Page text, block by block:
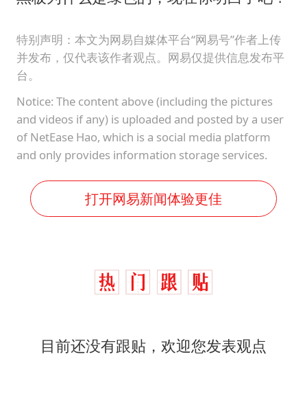
特别声明：本文为网易自媒体平台“网易号”作者上传
并发布，仅代表该作者观点。网易仅提供信息发布平
台。
Notice: The content above (including the pictures
and videos if any) is uploaded and posted by a user
of NetEase Hao, which is a social media platform
and only provides information storage services.
打开网易新闻体验更佳
目前还没有跟贴，欢迎您发表观点